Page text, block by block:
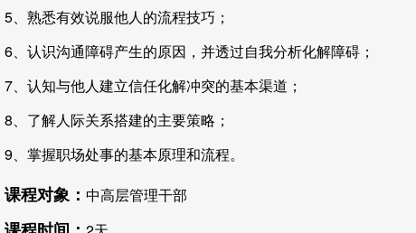
5、熟悉有效说服他人的流程技巧；
6、认识沟通障碍产生的原因，并透过自我分析化解障碍；
7、认知与他人建立信任化解冲突的基本渠道；
8、了解人际关系搭建的主要策略；
9、掌握职场处事的基本原理和流程。
课程对象： 中高层管理干部